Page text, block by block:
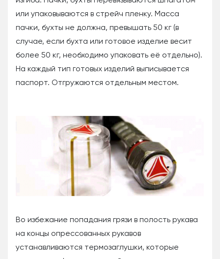
или упаковываются в стрейч пленку. Масса
пачки, бухты не должна, превышать 50 кг (в
случае, если бухта или готовое изделие весит
более 50 кг, необходимо упаковать её отдельно).
На каждый тип готовых изделий выписывается
паспорт. Отгружаются отдельным местом.
Во избежание попадания грязи в полость рукава
на концы опрессованных рукавов
устанавливаются термозаглушки, которые